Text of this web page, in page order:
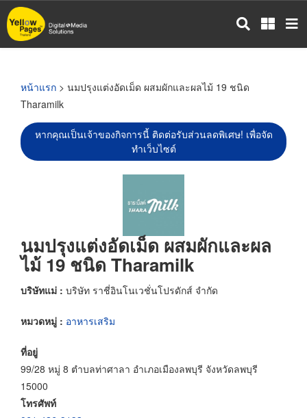
ข้าม
ไป
หน้าแรก > นมปรุงแต่งอัดเม็ด ผสมผักและผลไม้ 19 ชนิด
Tharamilk
หากคุณเป็นเจ้าของกิจการนี้ ติดต่อรับส่วนลดพิเศษ! เพื่อจัด
ทำเว็บไซต์
นมปรุงแต่งอัดเม็ด ผสมผักและผล
ไม้ 19 ชนิด Tharamilk
บริษัทแม่ : บริษัท ราชี่อินโนเวชั่นโปรดักส์ จำกัด
หมวดหมู่ : อาหารเสริม
ที่อยู่
99/28 หมู่ 8 ตำบลท่าศาลา อำเภอเมืองลพบุรี จังหวัดลพบุรี
15000
โทรศัพท์